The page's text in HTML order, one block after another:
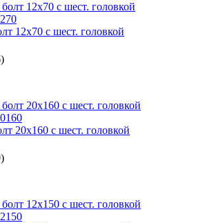
12х70 с шест. головкой
20х160 с шест. головкой